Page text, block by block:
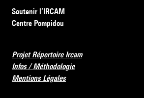
Soutenir l’IRCAM
Centre Pompidou
Projet Répertoire Ircam
Infos / Méthodologie
Mentions Légales